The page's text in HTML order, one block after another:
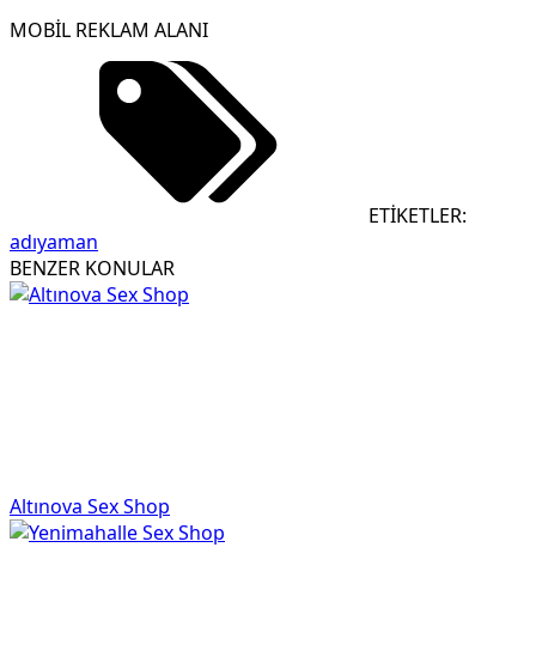
MOBİL REKLAM ALANI
ETİKETLER:
adıyaman
BENZER KONULAR
Altınova Sex Shop